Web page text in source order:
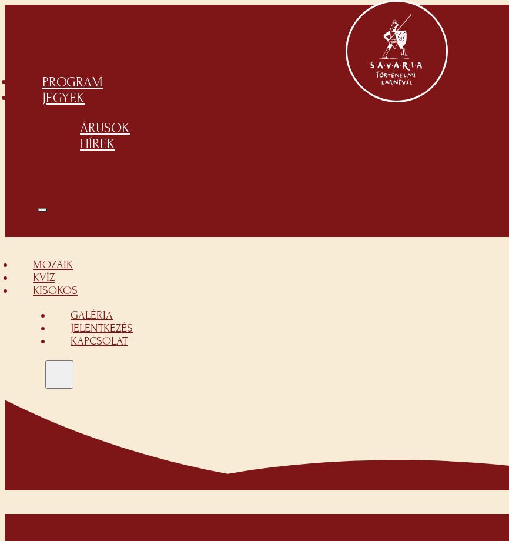
PROGRAM
JEGYEK
ÁRUSOK
HÍREK
MOZAIK
KVÍZ
KISOKOS
GALÉRIA
JELENTKEZÉS
KAPCSOLAT